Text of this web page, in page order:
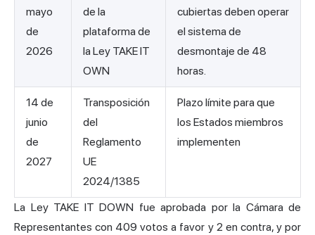
mayo
de
2026
de la
plataforma de
la Ley TAKE IT
OWN
cubiertas deben operar
el sistema de
desmontaje de 48
horas.
14 de
junio
de
2027
Transposición
del
Reglamento
UE
2024/1385
Plazo límite para que
los Estados miembros
implementen
La Ley TAKE IT DOWN fue aprobada por la Cámara de
Representantes con 409 votos a favor y 2 en contra, y por